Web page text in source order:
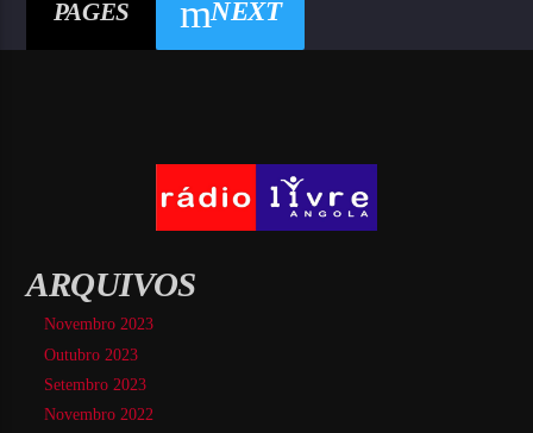
PAGES NEXT
ARQUIVOS
Novembro 2023
Outubro 2023
Setembro 2023
Novembro 2022